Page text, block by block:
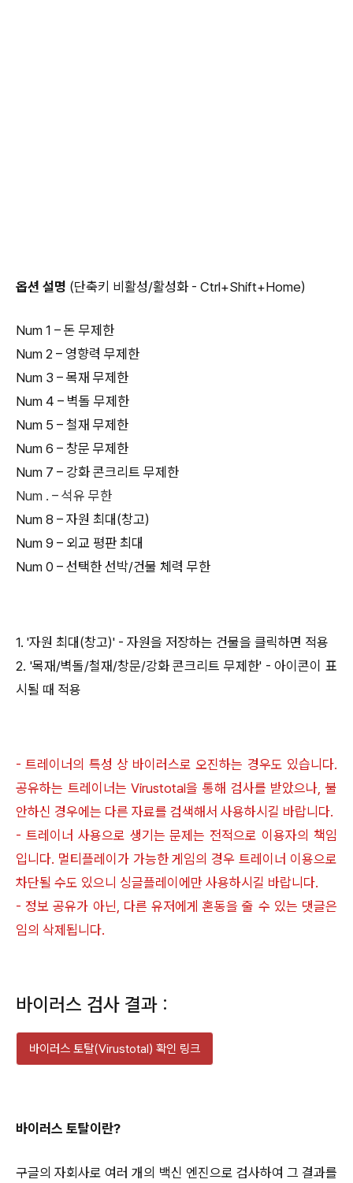
옵션 설명 (단축키 비활성/활성화 - Ctrl+Shift+Home)
Num 1 – 돈 무제한
Num 2 – 영향력 무제한
Num 3 – 목재 무제한
Num 4 – 벽돌 무제한
Num 5 – 철재 무제한
Num 6 – 창문 무제한
Num 7 – 강화 콘크리트 무제한
Num . – 석유 무한
Num 8 – 자원 최대(창고)
Num 9 – 외교 평판 최대
Num 0 – 선택한 선박/건물 체력 무한
1. '자원 최대(창고)' - 자원을 저장하는 건물을 클릭하면 적용
2. '목재/벽돌/철재/창문/강화 콘크리트 무제한' - 아이콘이 표
시될 때 적용
- 트레이너의 특성 상 바이러스로 오진하는 경우도 있습니다.
공유하는 트레이너는 Virustotal을 통해 검사를 받았으나, 불
안하신 경우에는 다른 자료를 검색해서 사용하시길 바랍니다.
- 트레이너 사용으로 생기는 문제는 전적으로 이용자의 책임
입니다. 멀티플레이가 가능한 게임의 경우 트레이너 이용으로
차단될 수도 있으니 싱글플레이에만 사용하시길 바랍니다.
- 정보 공유가 아닌, 다른 유저에게 혼동을 줄 수 있는 댓글은
임의 삭제됩니다.
바이러스 검사 결과 :
바이러스 토탈(Virustotal) 확인 링크
바이러스 토탈이란?
구글의 자회사로 여러 개의 백신 엔진으로 검사하여 그 결과를